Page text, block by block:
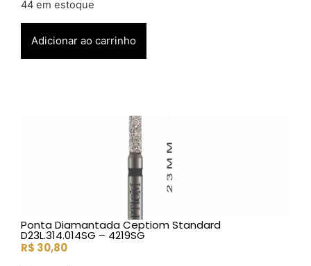
44 em estoque
Adicionar ao carrinho
Ponta Diamantada Ceptiom Standard
D23L.314.014SG – 4219SG
R$ 30,80